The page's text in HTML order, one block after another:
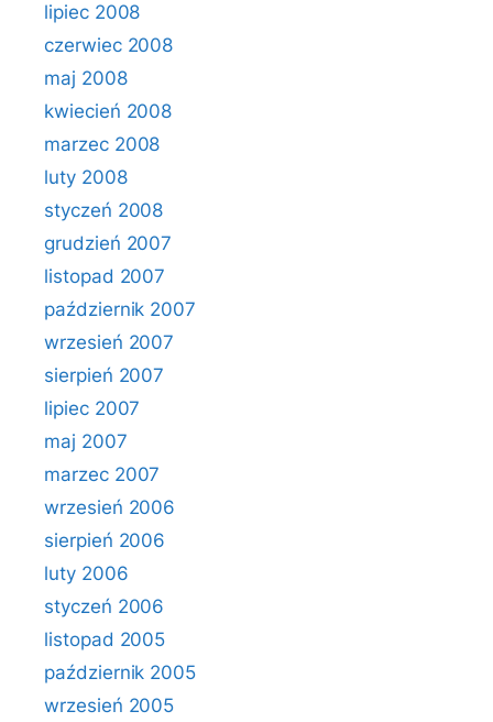
lipiec 2008
czerwiec 2008
maj 2008
kwiecień 2008
marzec 2008
luty 2008
styczeń 2008
grudzień 2007
listopad 2007
październik 2007
wrzesień 2007
sierpień 2007
lipiec 2007
maj 2007
marzec 2007
wrzesień 2006
sierpień 2006
luty 2006
styczeń 2006
listopad 2005
październik 2005
wrzesień 2005